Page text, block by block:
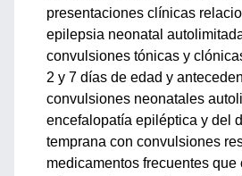
presentaciones clínicas
epilepsia neonatal
convulsiones tónicas y
2 y 7 días de edad y
convulsiones neonatales
encefalopatía epiléptica y del
temprana con convulsiones
medicamentos frecuentes